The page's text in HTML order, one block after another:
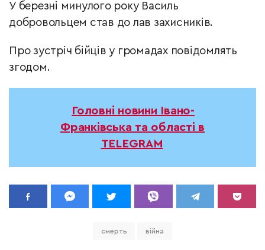
У березні минулого року Василь
добровольцем став до лав захисників.
Про зустріч бійців у громадах повідомлять
згодом.
Головні новини Івано-
Франківська та області в
TELEGRAM
смерть війна